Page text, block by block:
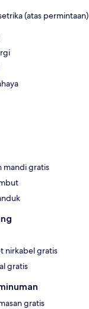
(atas permintaan)
mandi gratis
nirkabel gratis
gratis
gratis